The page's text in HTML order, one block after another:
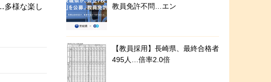
多様な楽し
教員免許不問…エン
【教員採用】長崎県、最終合格者
495人…倍率2.0倍